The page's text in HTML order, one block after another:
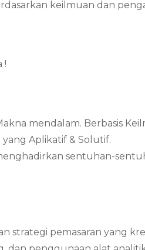
keilmuan dan
!
mendalam. Berbasis
Aplikatif & Solutif.
sentuhan-
strategi pemasaran yang